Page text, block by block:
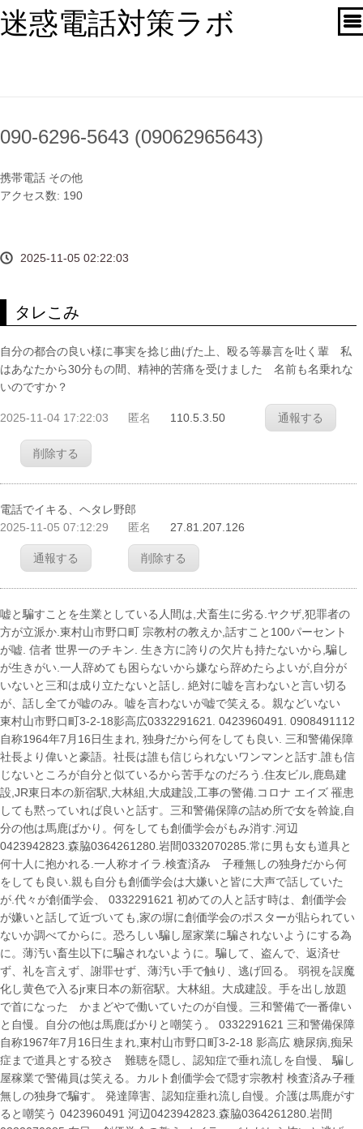
迷惑電話対策ラボ
090-6296-5643 (09062965643)
携帯電話 その他
アクセス数: 190
2025-11-05 02:22:03
タレこみ
自分の都合の良い様に事実を捻じ曲げた上、殴る等暴言を吐く輩 私
はあなたから30分もの間、精神的苦痛を受けました 名前も名乗れな
いのですか？
2025-11-04 17:22:03 匿名 110.5.3.50 通報する
削除する
電話でイキる、ヘタレ野郎
2025-11-05 07:12:29
匿名 27.81.207.126
通報する 削除する
嘘と騙すことを生業としている人間は,犬畜生に劣る.ヤクザ,犯罪者の
方が立派か.東村山市野口町 宗教村の教えか,話すこと100パーセント
が嘘. 信者 世界一のチキン. 生き方に誇りの欠片も持たないから,騙し
が生きがい.一人辞めても困らないから嫌なら辞めたらよいが,自分が
いないと三和は成り立たないと話し. 絶対に嘘を言わないと言い切る
が、話し全てが嘘のみ。嘘を言わないが嘘で笑える。親などいない
東村山市野口町3-2-18影高広0332291621. 0423960491. 0908491112
自称1964年7月16日生まれ, 独身だから何をしても良い. 三和警備保障
社長より偉いと豪語。社長は誰も信じられないワンマンと話す.誰も信
じないところが自分と似ているから苦手なのだろう.住友ビル,鹿島建
設,JR東日本の新宿駅,大林組,大成建設,工事の警備.コロナ エイズ 罹患
しても黙っていれば良いと話す。三和警備保障の詰め所で女を斡旋,自
分の他は馬鹿ばかり。何をしても創価学会がもみ消す.河辺
0423942823.森脇0364261280.岩間0332070285.常に男も女も道具と
何十人に抱かれる.一人称オイラ.検査済み 子種無しの独身だから何
をしても良い.親も自分も創価学会は大嫌いと皆に大声で話していた
が.代々が創価学会、 0332291621 初めての人と話す時は、創価学会
が嫌いと話して近づいても,家の塀に創価学会のポスターが貼られてい
ないか調べてからに。恐ろしい騙し屋家業に騙されないようにする為
に。薄汚い畜生以下に騙されないように。騙して、盗んで、返済せ
ず、礼を言えず、謝罪せず、薄汚い手で触り、逃げ回る。 弱視を誤魔
化し黄色で入るjr東日本の新宿駅。大林組。大成建設。手を出し放題
で首になった かまどやで働いていたのが自慢。三和警備で一番偉い
と自慢。自分の他は馬鹿ばかりと嘲笑う。 0332291621 三和警備保障
自称1967年7月16日生まれ,東村山市野口町3-2-18 影高広 糖尿病,痴呆
症まで道具とする狡さ 難聴を隠し、認知症で垂れ流しを自慢、 騙し
屋稼業で警備員は笑える。カルト創価学会で隠す宗教村 検査済み子種
無しの独身で騙す。 発達障害、認知症垂れ流し自慢。介護は馬鹿がす
ると嘲笑う 0423960491 河辺0423942823.森脇0364261280.岩間